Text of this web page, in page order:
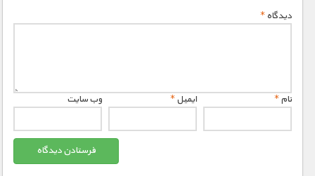
دیدگاه*
نام* ایمیل* وب‌ سایت